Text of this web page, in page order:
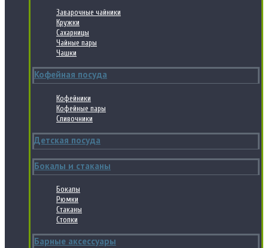
Заварочные чайники
Кружки
Сахарницы
Чайные пары
Чашки
Кофейная посуда
Кофейники
Кофейные пары
Сливочники
Детская посуда
Бокалы и стаканы
Бокалы
Рюмки
Стаканы
Стопки
Барные аксессуары